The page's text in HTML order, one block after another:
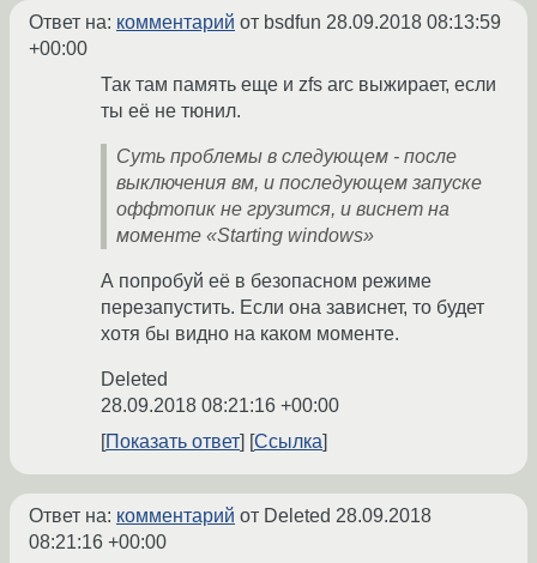
Ответ на: комментарий от bsdfun 28.09.2018 08:13:59
+00:00
Так там память еще и zfs arc выжирает, если
ты её не тюнил.
Суть проблемы в следующем - после
выключения вм, и последующем запуске
оффтопик не грузится, и виснет на
моменте «Starting windows»
А попробуй её в безопасном режиме
перезапустить. Если она зависнет, то будет
хотя бы видно на каком моменте.
Deleted
28.09.2018 08:21:16 +00:00
Показать ответ
Ссылка
Ответ на: комментарий от Deleted 28.09.2018
08:21:16 +00:00